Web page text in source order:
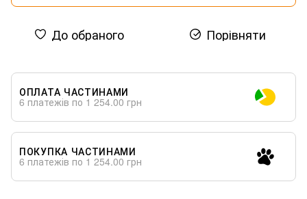
До обраного Порівняти
ОПЛАТА ЧАСТИНАМИ
6 платежів по 1 254.00 грн
ПОКУПКА ЧАСТИНАМИ
6 платежів по 1 254.00 грн